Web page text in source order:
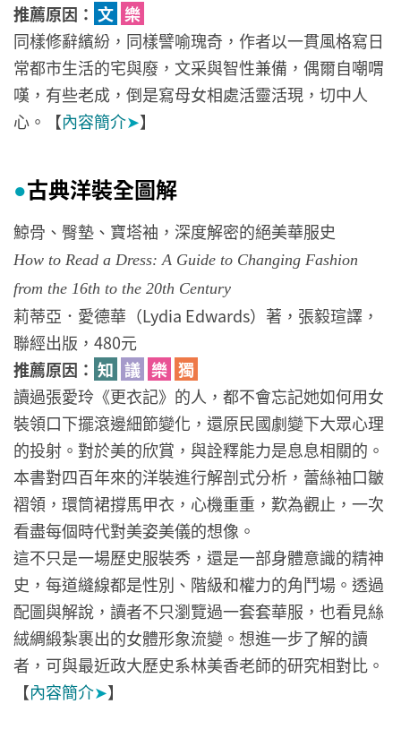
推薦原因： 文 樂
同樣修辭繽紛，同樣譬喻瑰奇，作者以一貫風格寫日
常都市生活的宅與廢，文采與智性兼備，偶爾自嘲喟
嘆，有些老成，倒是寫母女相處活靈活現，切中人
心。【內容簡介➤】
●古典洋裝全圖解
鯨骨、臀墊、寶塔袖，深度解密的絕美華服史
How to Read a Dress: A Guide to Changing Fashion
from the 16th to the 20th Century
莉蒂亞．愛德華（Lydia Edwards）著，張毅瑄譯，
聯經出版，480元
推薦原因： 知 議 樂 獨
讀過張愛玲《更衣記》的人，都不會忘記她如何用女
裝領口下擺滾邊細節變化，還原民國劇變下大眾心理
的投射。對於美的欣賞，與詮釋能力是息息相關的。
本書對四百年來的洋裝進行解剖式分析，蕾絲袖口皺
褶領，環筒裙撐馬甲衣，心機重重，歎為觀止，一次
看盡每個時代對美姿美儀的想像。
這不只是一場歷史服裝秀，還是一部身體意識的精神
史，每道縫線都是性別、階級和權力的角鬥場。透過
配圖與解說，讀者不只瀏覽過一套套華服，也看見絲
絨綢緞紮裹出的女體形象流變。想進一步了解的讀
者，可與最近政大歷史系林美香老師的研究相對比。
【內容簡介➤】